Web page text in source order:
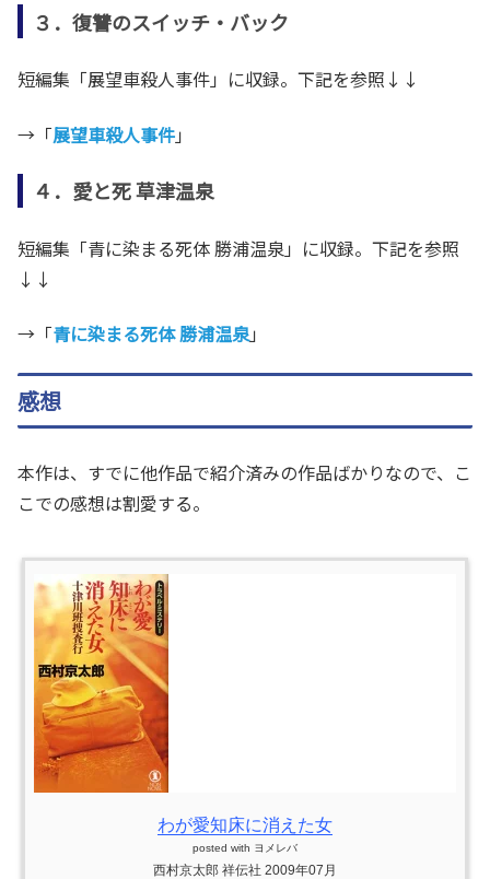
３．復讐のスイッチ・バック
短編集「展望車殺人事件」に収録。下記を参照↓↓
→「展望車殺人事件」
４．愛と死 草津温泉
短編集「青に染まる死体 勝浦温泉」に収録。下記を参照
↓↓
→「青に染まる死体 勝浦温泉」
感想
本作は、すでに他作品で紹介済みの作品ばかりなので、こ
こでの感想は割愛する。
わが愛知床に消えた女
posted with ヨメレバ
西村京太郎 祥伝社 2009年07月